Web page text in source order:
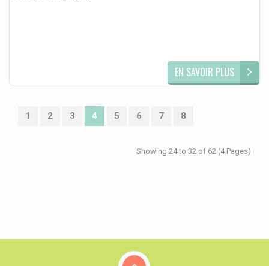
EN SAVOIR PLUS
1 2 3 4 5 6 7 8
Showing 24 to 32 of 62 (4 Pages)